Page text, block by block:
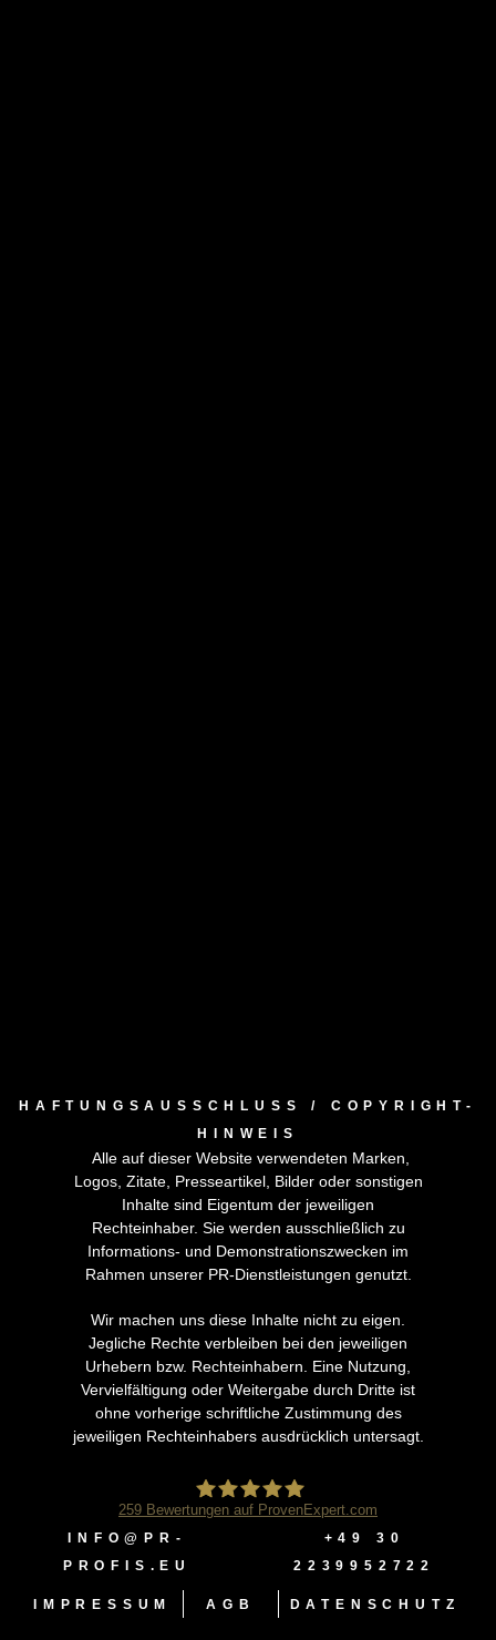
HAFTUNGSAUSSCHLUSS / COPYRIGHT-
HINWEIS
Alle auf dieser Website verwendeten Marken,
Logos, Zitate, Presseartikel, Bilder oder sonstigen
Inhalte sind Eigentum der jeweiligen
Rechteinhaber. Sie werden ausschließlich zu
Informations- und Demonstrationszwecken im
Rahmen unserer PR-Dienstleistungen genutzt.
Wir machen uns diese Inhalte nicht zu eigen.
Jegliche Rechte verbleiben bei den jeweiligen
Urhebern bzw. Rechteinhabern. Eine Nutzung,
Vervielfältigung oder Weitergabe durch Dritte ist
ohne vorherige schriftliche Zustimmung des
jeweiligen Rechteinhabers ausdrücklich untersagt.
259 Bewertungen auf ProvenExpert.com
INFO@PR-
PROFIS.EU
‭+49 30
2239952722‬
IMPRESSUM AGB DATENSCHUTZ